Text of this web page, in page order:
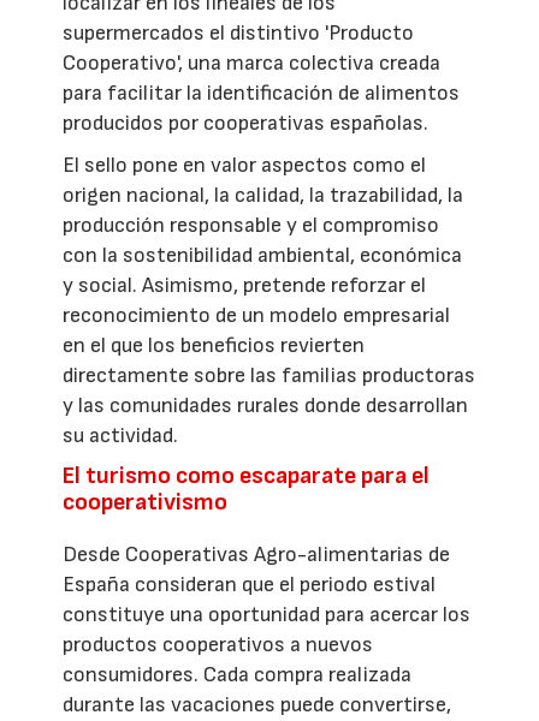
supermercados el distintivo 'Producto
Cooperativo', una marca colectiva creada
para facilitar la identificación de alimentos
producidos por cooperativas españolas.
El sello pone en valor aspectos como el
origen nacional, la calidad, la trazabilidad, la
producción responsable y el compromiso
con la sostenibilidad ambiental, económica
y social. Asimismo, pretende reforzar el
reconocimiento de un modelo empresarial
en el que los beneficios revierten
directamente sobre las familias productoras
y las comunidades rurales donde desarrollan
su actividad.
El turismo como escaparate para el
cooperativismo
Desde Cooperativas Agro-alimentarias de
España consideran que el periodo estival
constituye una oportunidad para acercar los
productos cooperativos a nuevos
consumidores. Cada compra realizada
durante las vacaciones puede convertirse,